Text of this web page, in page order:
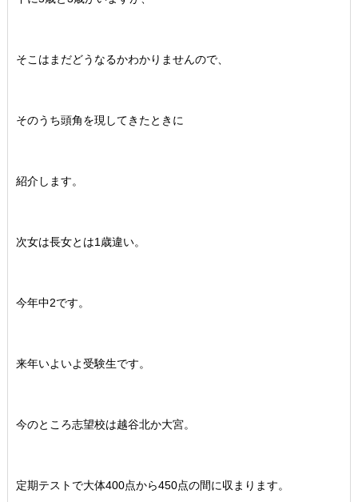
そこはまだどうなるかわかりませんので、
そのうち頭角を現してきたときに
紹介します。
次女は長女とは1歳違い。
今年中2です。
来年いよいよ受験生です。
今のところ志望校は越谷北か大宮。
定期テストで大体400点から450点の間に収まります。